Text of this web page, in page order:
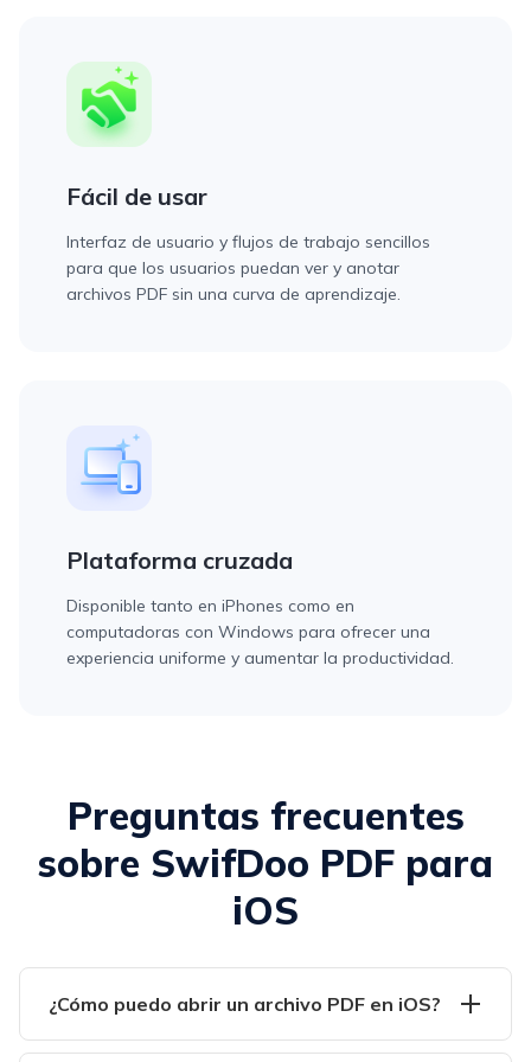
Fácil de usar
Interfaz de usuario y flujos de trabajo sencillos
para que los usuarios puedan ver y anotar
archivos PDF sin una curva de aprendizaje.
Plataforma cruzada
Disponible tanto en iPhones como en
computadoras con Windows para ofrecer una
experiencia uniforme y aumentar la productividad.
Preguntas frecuentes
sobre SwifDoo PDF para
iOS
¿Cómo puedo abrir un archivo PDF en iOS?
Una forma gratuita y estupenda de abrir y ver un archivo